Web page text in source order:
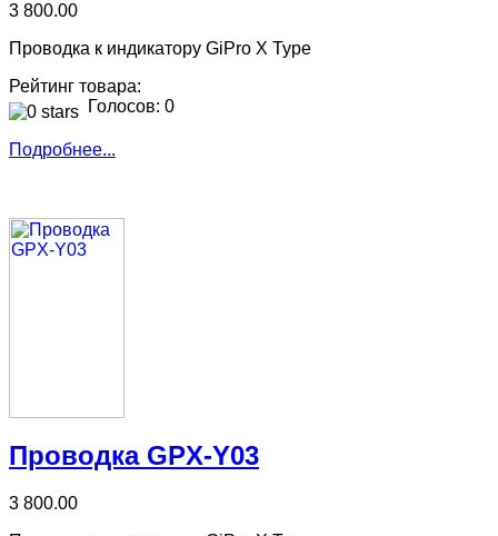
3 800.00
Проводка к индикатору GiPro X Type
Рейтинг товара:
Голосов: 0
Подробнее...
Проводка GPX-Y03
3 800.00